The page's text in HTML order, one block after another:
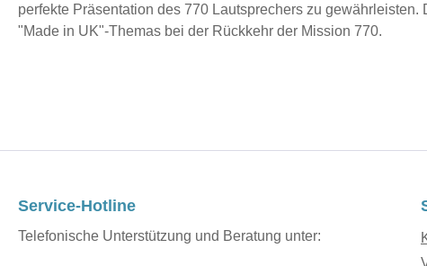
perfekte Präsentation des 770 Lautsprechers zu
"Made in UK"-Themas bei der Rückkehr der Mission 770.
Service-Hotline
Telefonische Unterstützung und Beratung unter: